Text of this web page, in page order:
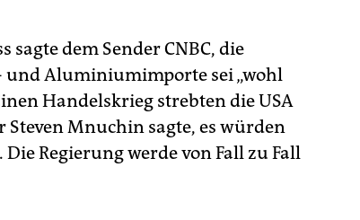
dem Sender CNBC, die
und Aluminiumimporte sei „wohl
Handelskrieg strebten die USA
Mnuchin sagte, es würden
Regierung werde von Fall zu Fall